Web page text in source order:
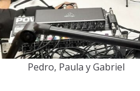
Pedro, Paula y Gabriel